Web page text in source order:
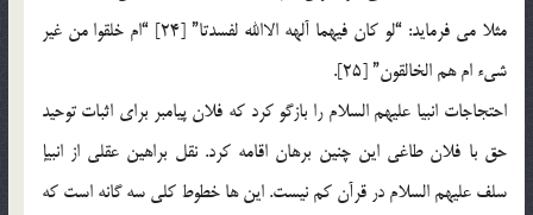
مثلا می فرماید: “لو کان فیهما آلهه الاالله لفسدتا” [24] “ام خلقوا من غیر
شی‏ء ام هم الخالقون” [25].
احتجاجات انبیا علیهم السلام را بازگو کرد که فلان پیامبر برای اثبات توحید
حق با فلان طاغی این چنین برهان اقامه کرد. نقل براهین عقلی از انبیإ
سلف علیهم السلام در قرآن کم نیست. این ها خطوط کلی سه گانه است که